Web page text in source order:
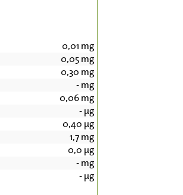
0,01 mg
0,05mg
0,30 mg
-mg
0,06mg
-µg
0,40 µg
1,7mg
0,0 µg
-mg
-µg